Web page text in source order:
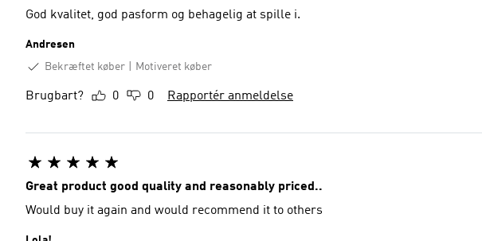
God kvalitet, god pasform og behagelig at spille i.
Andresen
Bekræftet køber
Motiveret køber
Brugbart? 0 0 Rapportér anmeldelse
Great product good quality and reasonably priced..
Would buy it again and would recommend it to others